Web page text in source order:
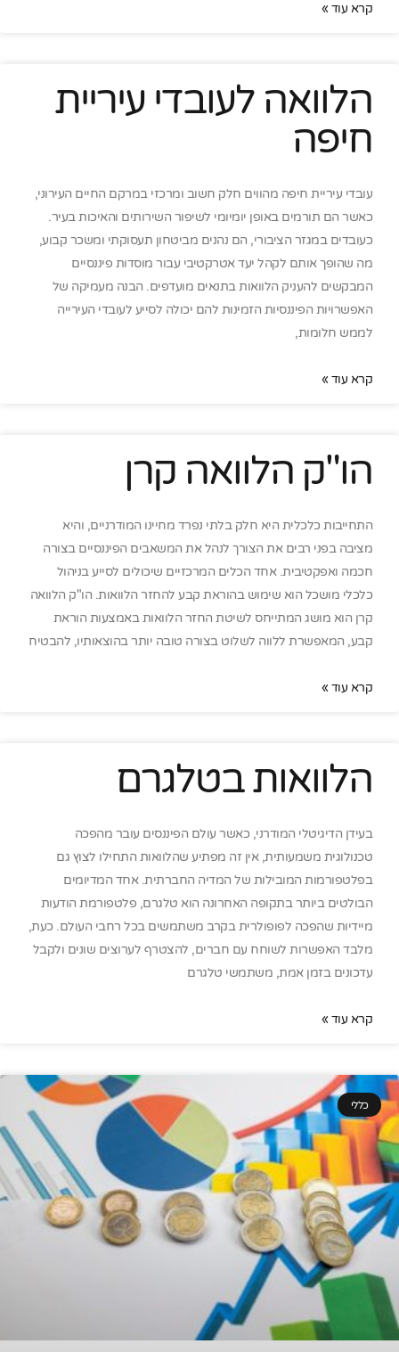
קרא עוד »
הלוואה לעובדי עיריית
חיפה
עובדי עיריית חיפה מהווים חלק חשוב ומרכזי במרקם החיים העירוני,
כאשר הם תורמים באופן יומיומי לשיפור השירותים והאיכות בעיר.
כעובדים במגזר הציבורי, הם נהנים מביטחון תעסוקתי ומשכר קבוע,
מה שהופך אותם לקהל יעד אטרקטיבי עבור מוסדות פיננסיים
המבקשים להעניק הלוואות בתנאים מועדפים. הבנה מעמיקה של
האפשרויות הפיננסיות הזמינות להם יכולה לסייע לעובדי העירייה
לממש חלומות,
קרא עוד »
הו"ק הלוואה קרן
התחייבות כלכלית היא חלק בלתי נפרד מחיינו המודרניים, והיא
מציבה בפני רבים את הצורך לנהל את המשאבים הפיננסיים בצורה
חכמה ואפקטיבית. אחד הכלים המרכזיים שיכולים לסייע בניהול
כלכלי מושכל הוא שימוש בהוראת קבע להחזר הלוואות. הו"ק הלוואה
קרן הוא מושג המתייחס לשיטת החזר הלוואות באמצעות הוראת
קבע, המאפשרת ללווה לשלוט בצורה טובה יותר בהוצאותיו, להבטיח
קרא עוד »
הלוואות בטלגרם
בעידן הדיגיטלי המודרני, כאשר עולם הפיננסים עובר מהפכה
טכנולוגית משמעותית, אין זה מפתיע שהלוואות התחילו לצוץ גם
בפלטפורמות המובילות של המדיה החברתית. אחד המדיומים
הבולטים ביותר בתקופה האחרונה הוא טלגרם, פלטפורמת הודעות
מיידיות שהפכה לפופולרית בקרב משתמשים בכל רחבי העולם. כעת,
מלבד האפשרות לשוחח עם חברים, להצטרף לערוצים שונים ולקבל
עדכונים בזמן אמת, משתמשי טלגרם
קרא עוד »
כללי